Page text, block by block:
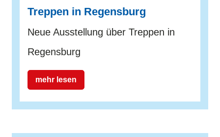
Treppen in Regensburg
Neue Ausstellung über Treppen in
Regensburg
mehr lesen